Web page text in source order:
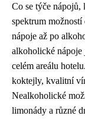
Co se týče nápojů,
spektrum
nápoje až po
alkoholické nápoje
celém areálu
koktejly, kvalitní
Nealkoholické
limonády a různé